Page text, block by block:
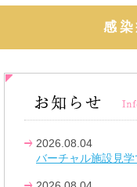
感
2026.08.04
バーチャル施設見学